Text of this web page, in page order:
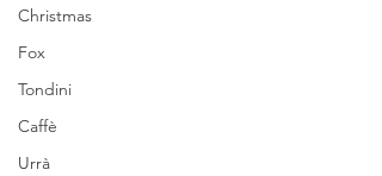
Christmas
Fox
Tondini
Caffè
Urrà